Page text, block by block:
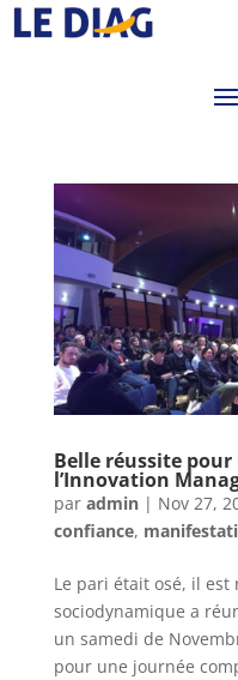
Belle réussite pour
l’Innovation
par admin| Nov 27,
confiance,
Le pari était osé, il est
sociodynamique a
un samedi de
pour une journée